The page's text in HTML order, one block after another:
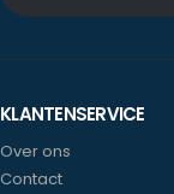
KLANTENSERVICE
Over ons
Contact